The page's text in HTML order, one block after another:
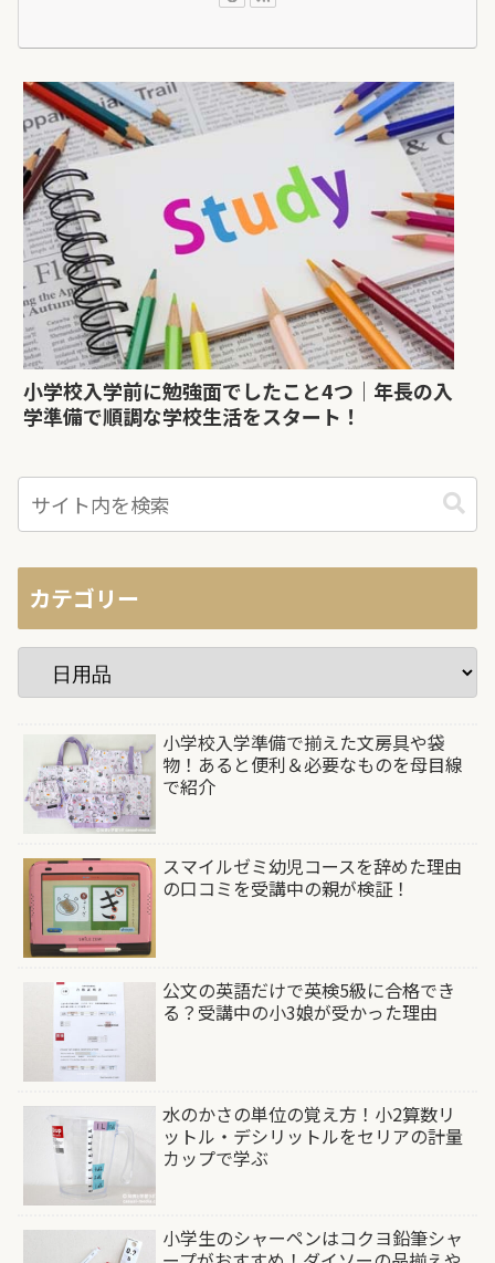
小学校入学前に勉強面でしたこと4つ｜年長の入
学準備で順調な学校生活をスタート！
カテゴリー
小学校入学準備で揃えた文房具や袋
物！あると便利＆必要なものを母目線
で紹介
スマイルゼミ幼児コースを辞めた理由
の口コミを受講中の親が検証！
公文の英語だけで英検5級に合格でき
る？受講中の小3娘が受かった理由
水のかさの単位の覚え方！小2算数リ
ットル・デシリットルをセリアの計量
カップで学ぶ
小学生のシャーペンはコクヨ鉛筆シャ